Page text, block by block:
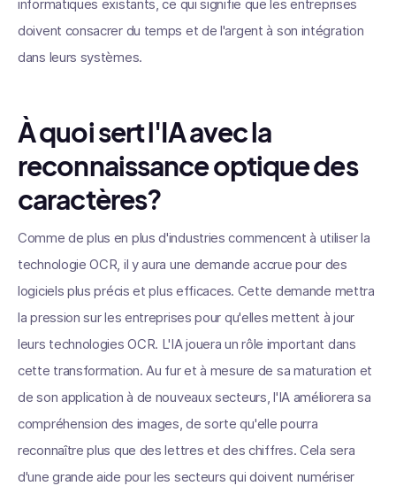
informatiques existants, ce qui signifie que les entreprises
doivent consacrer du temps et de l'argent à son intégration
dans leurs systèmes.
À quoi sert l'IA avec la
reconnaissance optique des
caractères?
Comme de plus en plus d'industries commencent à utiliser la
technologie OCR, il y aura une demande accrue pour des
logiciels plus précis et plus efficaces. Cette demande mettra
la pression sur les entreprises pour qu'elles mettent à jour
leurs technologies OCR. L'IA jouera un rôle important dans
cette transformation. Au fur et à mesure de sa maturation et
de son application à de nouveaux secteurs, l'IA améliorera sa
compréhension des images, de sorte qu'elle pourra
reconnaître plus que des lettres et des chiffres. Cela sera
d'une grande aide pour les secteurs qui doivent numériser